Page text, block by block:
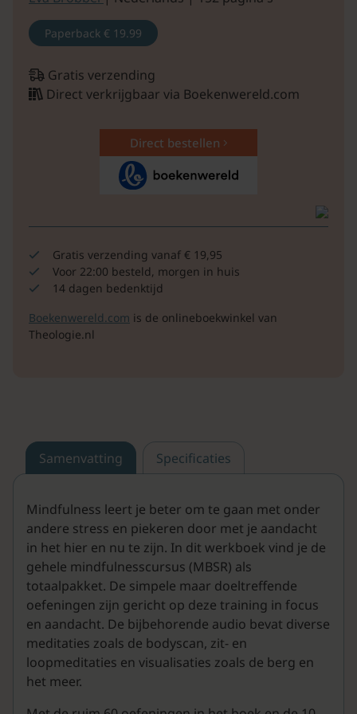
Paperback € 19.99
Gratis verzending
Direct verkrijgbaar via Boekenwereld.com
Direct bestellen
Gratis verzending vanaf € 19,95
Voor 22:00 besteld, morgen in huis
14 dagen bedenktijd
Boekenwereld.com is de onlineboekwinkel van
Theologie.nl
Samenvatting Specificaties
Mindfulness leert je beter om te gaan met onder
andere stress en piekeren door met je aandacht
in het hier en nu te zijn. In dit werkboek vind je de
gehele mindfulnesscursus (MBSR) als
totaalpakket. De simpele maar doeltreffende
oefeningen zijn gericht op deze training in focus
en aandacht. De bijbehorende audio bevat diverse
meditaties zoals de bodyscan, zit- en
loopmeditaties en visualisaties zoals de berg en
het meer.